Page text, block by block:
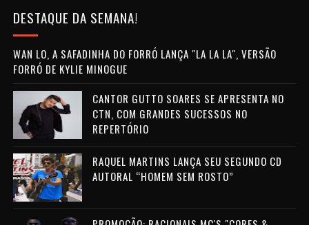
DESTAQUE DA SEMANA!
WAN LO, A SAFADINHA DO FORRÓ LANÇA "LA LA LA", VERSÃO
FORRÓ DE KYLIE MINOGUE
CANTOR GUTTO SOARES SE APRESENTA NO
CTN, COM GRANDES SUCESSOS NO
REPERTÓRIO
RAQUEL MARTINS LANÇA SEU SEGUNDO CD
AUTORAL “HOMEM SEM ROSTO”